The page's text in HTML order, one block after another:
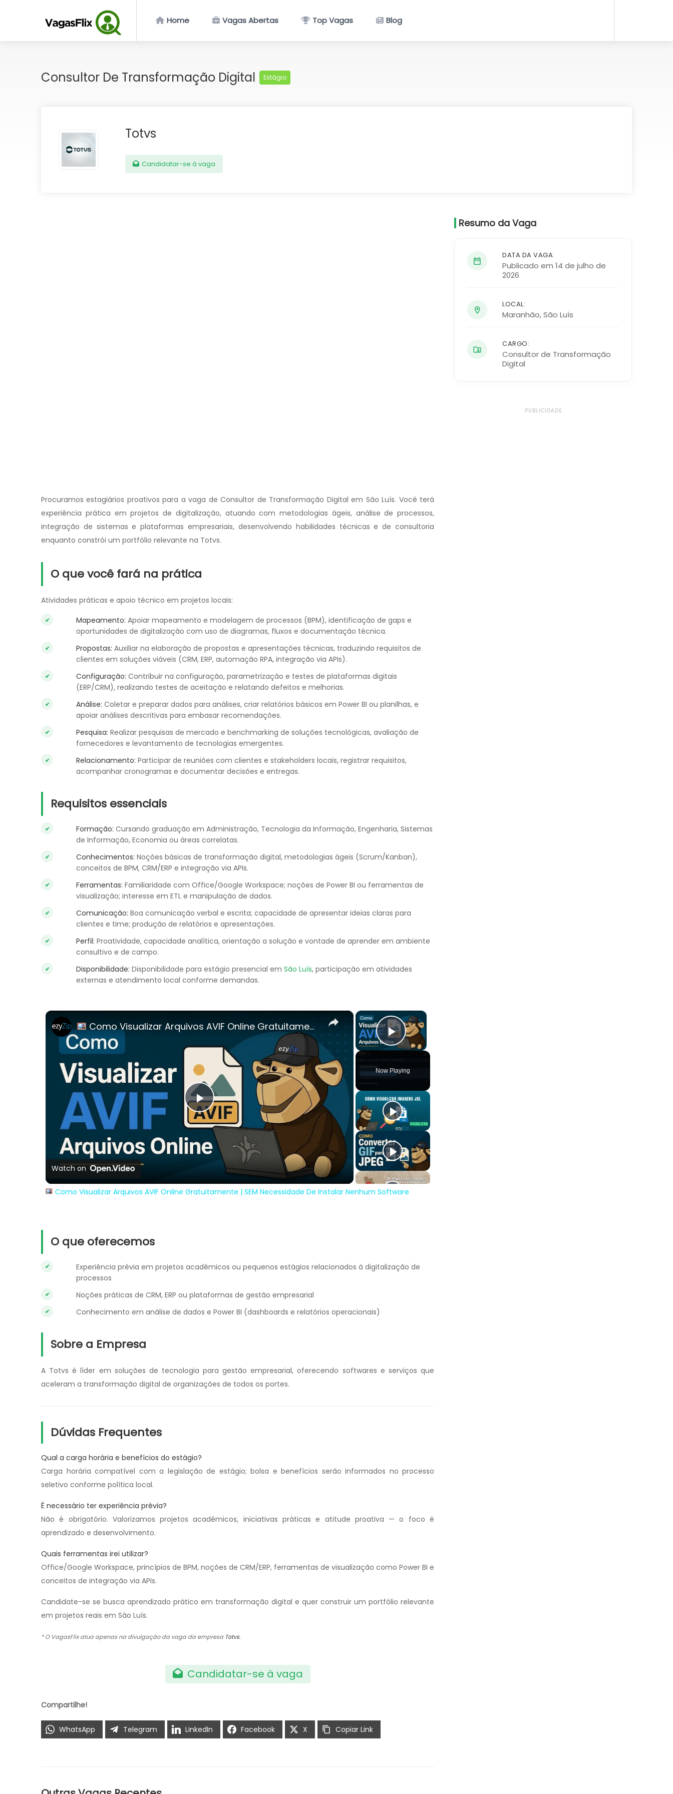
Home Vagas Abertas Top Vagas Blog
Consultor De Transformação Digital Estágio
Totvs
Candidatar-se à vaga
Procuramos estagiários proativos para a vaga de Consultor de Transformação Digital em São Luís. Você terá
experiência prática em projetos de digitalização, atuando com metodologias ágeis, análise de processos,
integração de sistemas e plataformas empresariais, desenvolvendo habilidades técnicas e de consultoria
enquanto constrói um portfólio relevante na Totvs.
O que você fará na prática
Atividades práticas e apoio técnico em projetos locais:
Mapeamento: Apoiar mapeamento e modelagem de processos (BPM), identificação de gaps e
oportunidades de digitalização com uso de diagramas, fluxos e documentação técnica.
Propostas: Auxiliar na elaboração de propostas e apresentações técnicas, traduzindo requisitos de
clientes em soluções viáveis (CRM, ERP, automação RPA, integração via APIs).
Configuração: Contribuir na configuração, parametrização e testes de plataformas digitais
(ERP/CRM), realizando testes de aceitação e relatando defeitos e melhorias.
Análise: Coletar e preparar dados para análises, criar relatórios básicos em Power BI ou planilhas, e
apoiar análises descritivas para embasar recomendações.
Pesquisa: Realizar pesquisas de mercado e benchmarking de soluções tecnológicas, avaliação de
fornecedores e levantamento de tecnologias emergentes.
Relacionamento: Participar de reuniões com clientes e stakeholders locais, registrar requisitos,
acompanhar cronogramas e documentar decisões e entregas.
Requisitos essenciais
Formação: Cursando graduação em Administração, Tecnologia da Informação, Engenharia, Sistemas
de Informação, Economia ou áreas correlatas.
Conhecimentos: Noções básicas de transformação digital, metodologias ágeis (Scrum/Kanban),
conceitos de BPM, CRM/ERP e integração via APIs.
Ferramentas: Familiaridade com Office/Google Workspace; noções de Power BI ou ferramentas de
visualização; interesse em ETL e manipulação de dados.
Comunicação: Boa comunicação verbal e escrita; capacidade de apresentar ideias claras para
clientes e time; produção de relatórios e apresentações.
Perfil: Proatividade, capacidade analítica, orientação a solução e vontade de aprender em ambiente
consultivo e de campo.
Disponibilidade: Disponibilidade para estágio presencial em São Luís, participação em atividades
externas e atendimento local conforme demandas.
×
Play Video
Now Playing
×
Play
Video
Como Visualizar Arquivos AVIF Online Gratuitamente | SEM Necessidade De Instalar Nenhum Software
Watch on
Como Visualizar Arquivos AVIF Online Gratuitamente | SEM Necessidade De Instalar Nenhum Software
O que oferecemos
Experiência prévia em projetos acadêmicos ou pequenos estágios relacionados à digitalização de
processos
Noções práticas de CRM, ERP ou plataformas de gestão empresarial
Conhecimento em análise de dados e Power BI (dashboards e relatórios operacionais)
Sobre a Empresa
A Totvs é líder em soluções de tecnologia para gestão empresarial, oferecendo softwares e serviços que
aceleram a transformação digital de organizações de todos os portes.
Dúvidas Frequentes
Qual a carga horária e benefícios do estágio?
Carga horária compatível com a legislação de estágio; bolsa e benefícios serão informados no processo
seletivo conforme política local.
É necessário ter experiência prévia?
Não é obrigatório. Valorizamos projetos acadêmicos, iniciativas práticas e atitude proativa — o foco é
aprendizado e desenvolvimento.
Quais ferramentas irei utilizar?
Office/Google Workspace, princípios de BPM, noções de CRM/ERP, ferramentas de visualização como Power BI e
conceitos de integração via APIs.
Candidate-se se busca aprendizado prático em transformação digital e quer construir um portfólio relevante
em projetos reais em São Luís.
* O VagasFlix atua apenas na divulgação da vaga da empresa Totvs.
Candidatar-se à vaga
Compartilhe!
WhatsApp Telegram LinkedIn Facebook X Copiar Link
Resumo da Vaga
DATA DA VAGA:
Publicado em 14 de julho de
2026
LOCAL:
Maranhão,São Luís
CARGO:
Consultor de Transformação
Digital
PUBLICIDADE